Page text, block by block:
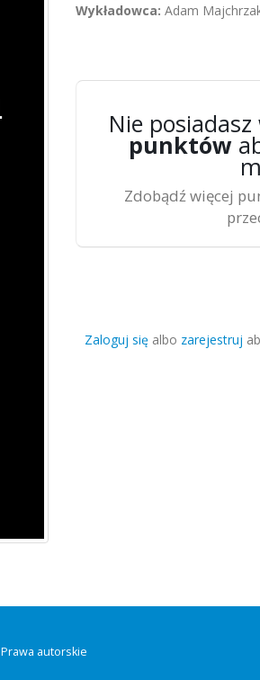
Wykładowca: Adam
Nie
punktów
Zdobądź więcej
Zaloguj się albo zarejestruj
Prawa autorskie